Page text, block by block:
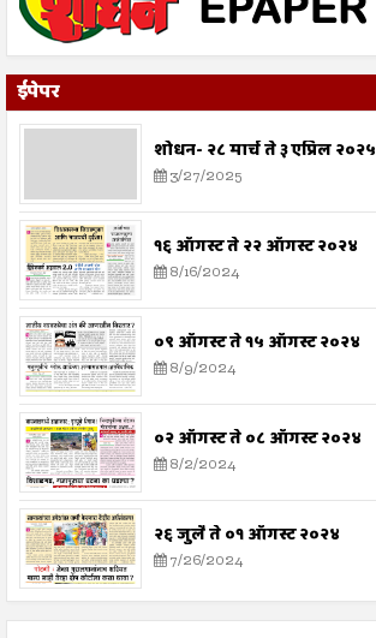
ईपेपर
शोधन- २८ मार्च ते ३ एप्रिल २०२५
3/27/2025
१६ ऑगस्ट ते २२ ऑगस्ट २०२४
8/16/2024
०९ ऑगस्ट ते १५ ऑगस्ट २०२४
8/9/2024
०२ ऑगस्ट ते ०८ ऑगस्ट २०२४
8/2/2024
२६ जुलै ते ०१ ऑगस्ट २०२४
7/26/2024